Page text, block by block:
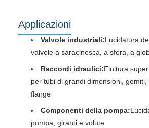
Applicazioni
Valvole industriali:Lucidatura
valvole a saracinesca, a sfera, a
Raccordi idraulici:Finitura
per tubi di grandi dimensioni,
flange
Componenti della pompa:
pompa, giranti e volute